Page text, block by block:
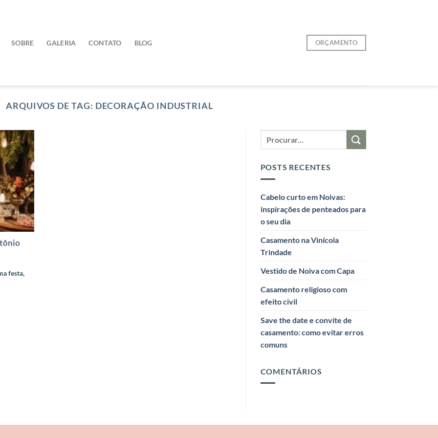
SOBRE GALERIA CONTATO BLOG ORÇAMENTO
ARQUIVOS DE TAG: DECORAÇÃO INDUSTRIAL
festa,
POSTS RECENTES
Cabelo curto em Noivas:
inspirações de penteados para
o seu dia
Casamento na Vinícola
Trindade
Vestido de Noiva com Capa
Casamento religioso com
efeito civil
Save the date e convite de
casamento: como evitar erros
comuns
COMENTÁRIOS